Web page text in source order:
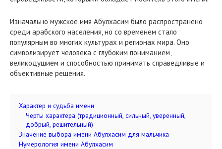
Изначально мужское имя Абулхасим было распространено
среди арабского населения, но со временем стало
популярным во многих культурах и регионах мира. Оно
символизирует человека с глубоким пониманием,
великодушием и способностью принимать справедливые и
объективные решения.
Характер и судьба имени
Черты характера (традиционный, сильный, уверенный,
добрый, решительный)
Значение выбора имени Абулхасим для мальчика
Нумерология имени Абулхасим